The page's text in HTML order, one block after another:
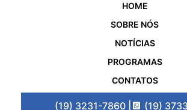
HOME
SOBRE NÓS
NOTÍCIAS
PROGRAMAS
CONTATOS
(19) 3231-7860 | (19)